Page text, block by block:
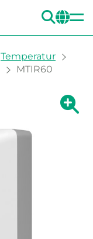
Temperatur
MTIR60
Zeige